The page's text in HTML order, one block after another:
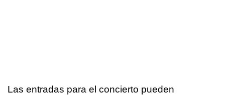
Las entradas para el concierto pueden